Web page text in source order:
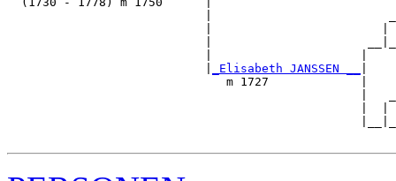
_Elisabeth JANSSEN __
                               m 1727             |